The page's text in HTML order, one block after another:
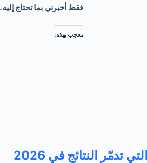
فقط أخبرني بما تحتاج إليه.
معجب بهذه:
تدمّر النتائج في 2026